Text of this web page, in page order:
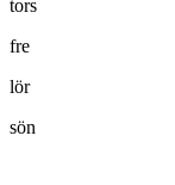
tors
fre
lör
sön